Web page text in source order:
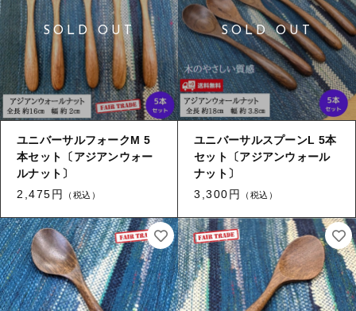
ユニバーサルフォークM 5
本セット〔アジアンウォー
ルナット〕
2,475円
（税込）
ユニバーサルスプーンL 5本
セット〔アジアンウォール
ナット〕
3,300円
（税込）
新着商品
セール
コトカラについて
お知らせ
ブログ
ご利用ガイド
お問い合わせ
ギフトラッピング
その他